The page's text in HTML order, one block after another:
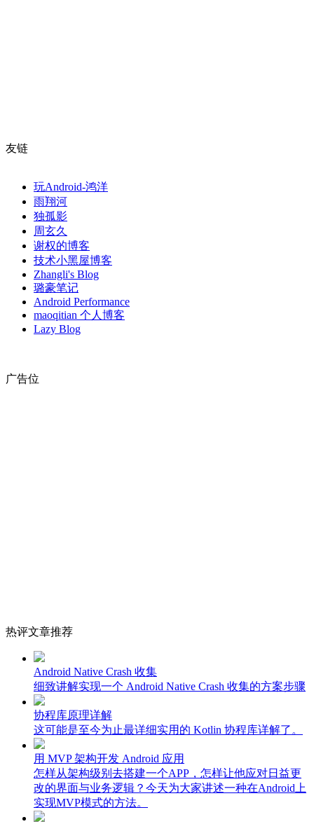
友链
玩Android-鸿洋
雨翔河
独孤影
周玄久
谢权的博客
技术小黑屋博客
Zhangli's Blog
璐豪笔记
Android Performance
maoqitian 个人博客
Lazy Blog
广告位
热评文章推荐
Android Native Crash 收集
细致讲解实现一个 Android Native Crash 收集的方案步骤
协程库原理详解
这可能是至今为止最详细实用的 Kotlin 协程库详解了。
用 MVP 架构开发 Android 应用
怎样从架构级别去搭建一个APP，怎样让他应对日益更
改的界面与业务逻辑？今天为大家讲述一种在Android上
实现MVP模式的方法。